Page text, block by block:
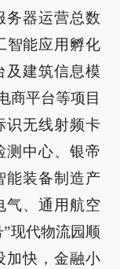
务器运营总数
智能应用孵化
及建筑信息模
商平台等项目
识无线射频卡
测中心、银帝
能装备制造产
气、通用航空
现代物流园顺
加快，金融小